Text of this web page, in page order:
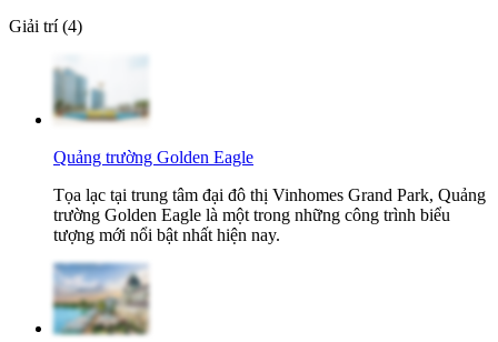
Giải trí (4)
Quảng trường Golden Eagle
Tọa lạc tại trung tâm đại đô thị Vinhomes Grand Park, Quảng
trường Golden Eagle là một trong những công trình biểu
tượng mới nổi bật nhất hiện nay.